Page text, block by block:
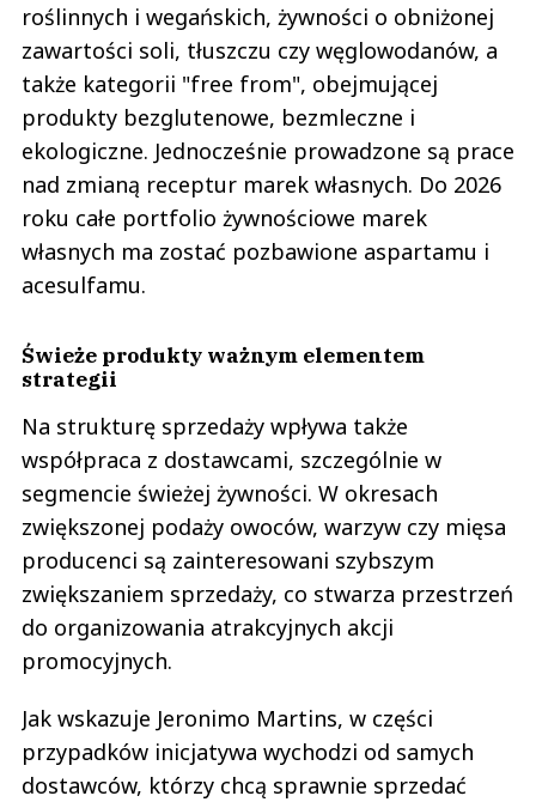
roślinnych i wegańskich, żywności o obniżonej
zawartości soli, tłuszczu czy węglowodanów, a
także kategorii "free from", obejmującej
produkty bezglutenowe, bezmleczne i
ekologiczne. Jednocześnie prowadzone są prace
nad zmianą receptur marek własnych. Do 2026
roku całe portfolio żywnościowe marek
własnych ma zostać pozbawione aspartamu i
acesulfamu.
Świeże produkty ważnym elementem
strategii
Na strukturę sprzedaży wpływa także
współpraca z dostawcami, szczególnie w
segmencie świeżej żywności. W okresach
zwiększonej podaży owoców, warzyw czy mięsa
producenci są zainteresowani szybszym
zwiększaniem sprzedaży, co stwarza przestrzeń
do organizowania atrakcyjnych akcji
promocyjnych.
Jak wskazuje Jeronimo Martins, w części
przypadków inicjatywa wychodzi od samych
dostawców, którzy chcą sprawnie sprzedać